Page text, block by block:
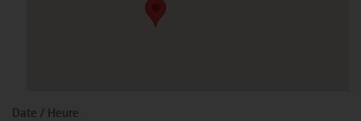
Date / Heure